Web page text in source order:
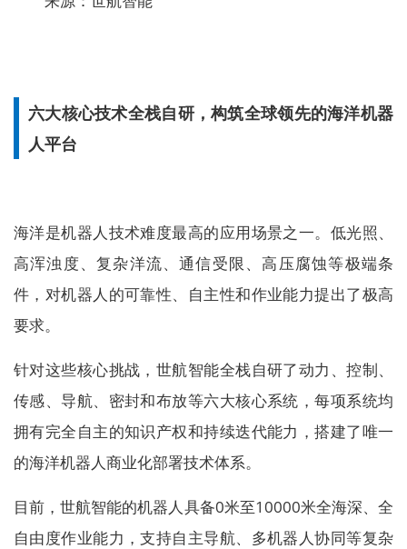
六大核心技术全栈自研，构筑全球领先的海洋机器
人平台
海洋是机器人技术难度最高的应用场景之一。低光照、
高浑浊度、复杂洋流、通信受限、高压腐蚀等极端条
件，对机器人的可靠性、自主性和作业能力提出了极高
要求。
针对这些核心挑战，世航智能全栈自研了动力、控制、
传感、导航、密封和布放等六大核心系统，每项系统均
拥有完全自主的知识产权和持续迭代能力，搭建了唯一
的海洋机器人商业化部署技术体系。
目前，世航智能的机器人具备0米至10000米全海深、全
自由度作业能力，支持自主导航、多机器人协同等复杂